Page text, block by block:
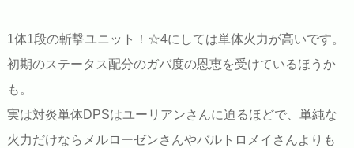
1体1段の斬撃ユニット！☆4にしては単体火力が高いです。
初期のステータス配分のガバ度の恩恵を受けているほうか
も。
実は対炎単体DPSはユーリアンさんに迫るほどで、単純な
火力だけならメルローゼンさんやバルトロメイさんよりも